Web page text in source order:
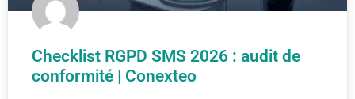
Checklist RGPD SMS 2026 : audit de
conformité | Conexteo